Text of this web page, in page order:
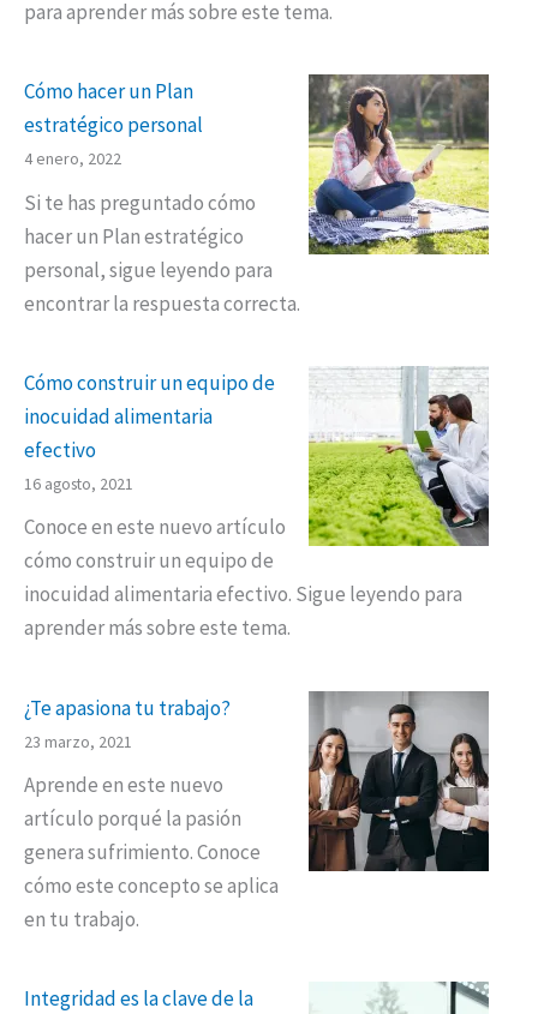
para aprender más sobre este tema.
Cómo hacer un Plan
estratégico personal
4 enero, 2022
Si te has preguntado cómo
hacer un Plan estratégico
personal, sigue leyendo para
encontrar la respuesta correcta.
Cómo construir un equipo de
inocuidad alimentaria
efectivo
16 agosto, 2021
Conoce en este nuevo artículo
cómo construir un equipo de
inocuidad alimentaria efectivo. Sigue leyendo para
aprender más sobre este tema.
¿Te apasiona tu trabajo?
23 marzo, 2021
Aprende en este nuevo
artículo porqué la pasión
genera sufrimiento. Conoce
cómo este concepto se aplica
en tu trabajo.
Integridad es la clave de la